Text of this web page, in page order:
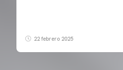
22 febrero 2025